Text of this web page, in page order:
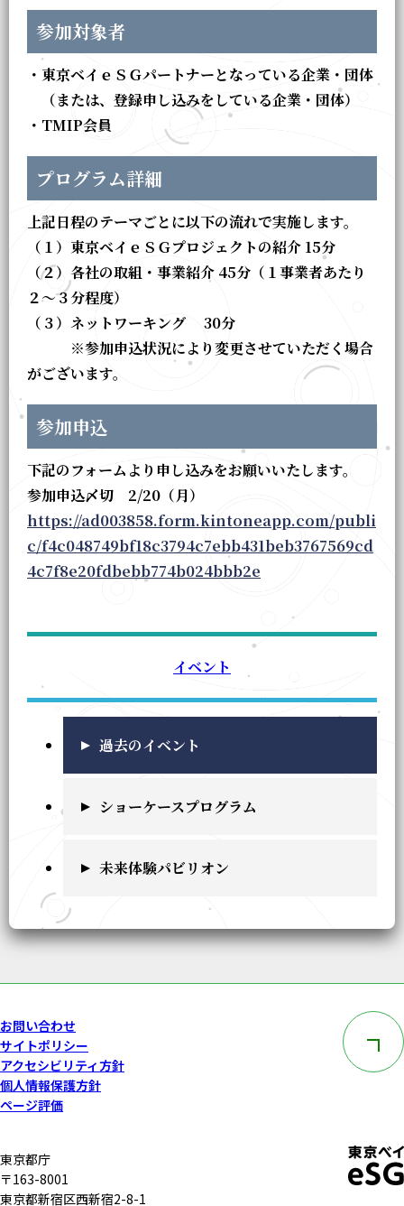
イベント
過去のイベント
ショーケースプログラム
未来体験パビリオン
参加対象者
・東京ベイｅＳＧパートナーとなっている企業・団体
（または、登録申し込みをしている企業・団体）
・TMIP会員
プログラム詳細
上記日程のテーマごとに以下の流れで実施します。
（１）東京ベイｅＳＧプロジェクトの紹介 15分
（２）各社の取組・事業紹介 45分（１事業者あたり
２～３分程度）
（３）ネットワーキング 30分
※参加申込状況により変更させていただく場合
がございます。
参加申込
下記のフォームより申し込みをお願いいたします。
参加申込〆切 2/20（月）
https://ad003858.form.kintoneapp.com/publi
c/f4c048749bf18c3794c7ebb431beb3767569cd
4c7f8e20fdbebb774b024bbb2e
お問い合わせ
サイトポリシー
アクセシビリティ方針
個人情報保護方針
ページ評価
このペー
東京都庁
〒163-8001
東京都新宿区西新宿2-8-1